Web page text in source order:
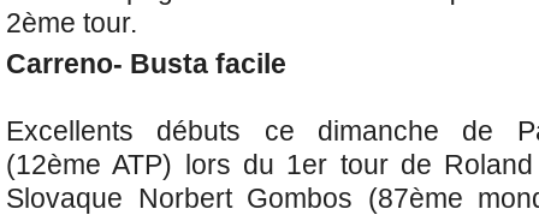
2ème tour.
Carreno- Busta facile
Excellents débuts ce dimanche de
(12ème ATP) lors du 1er tour de
Slovaque Norbert Gombos (87ème